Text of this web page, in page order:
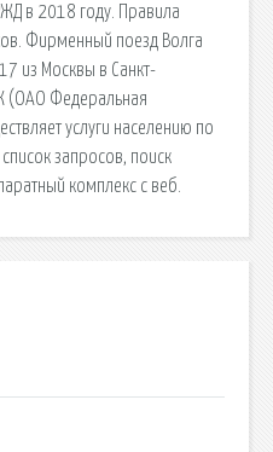
в 2018 году. Правила
Фирменный поезд Волга
из Москвы в Санкт-
(ОАО Федеральная
услуги населению по
запросов, поиск
комплекс с веб.